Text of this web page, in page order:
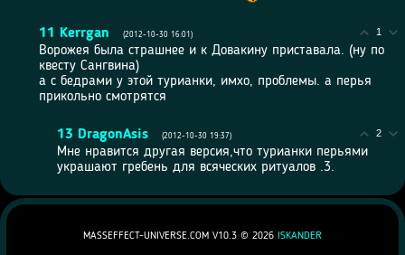
1
11 Kerrgan (2012-10-30 16:01)
Ворожея была страшнее и к Довакину приставала. (ну по
квесту Сангвина)
а с бедрами у этой турианки, имхо, проблемы. а перья
прикольно смотрятся
2
13 DragonAsis (2012-10-30 19:37)
Мне нравится другая версия,что турианки перьями
украшают гребень для всяческих ритуалов .3.
MASSEFFECT-UNIVERSE.COM V10.3 © 2026 ISKANDER